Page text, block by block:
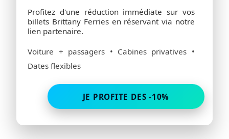
Profitez d'une réduction immédiate sur vos
billets Brittany Ferries en réservant via notre
lien partenaire.
Voiture + passagers • Cabines privatives •
Dates flexibles
JE PROFITE DES -10%